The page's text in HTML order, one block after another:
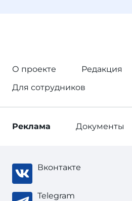
О проекте
Редакция
Для сотрудников
Реклама Документы
Вконтакте
Telegram